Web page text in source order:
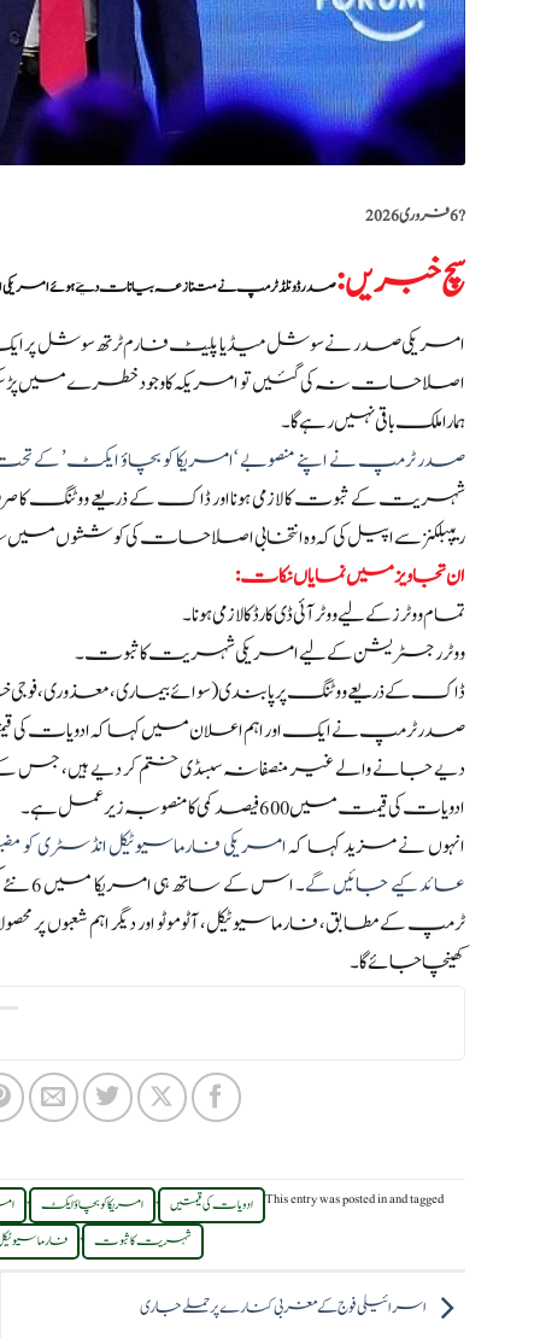
?️6 فروری 2026
سچ خبریں:صدر ڈونلڈ ٹرمپ نے متنازعہ بیانات دیتے ہوئے امریکی
امریکی صدر نے سوشل میڈیا پلیٹ فارم ٹرتھ سوشل پر
اصلاحات نہ کی گئیں تو امریکہ کا وجود خطرے میں پڑ سکتا
ہمارا ملک باقی نہیں رہے گا۔
صدر ٹرمپ نے اپنے منصوبے ‘امریکا کو بچاؤ ایکٹ’ کے
شہریت کے ثبوت کا لازمی ہونا اور ڈاک کے ذریعے ووٹنگ
ریپبلکنز سے اپیل کی کہ وہ انتخابی اصلاحات کی کوششوں
ان تجاویز میں نمایاں نکات:
تمام ووٹرز کے لیے ووٹر آئی ڈی کارڈ کا لازمی ہونا۔
ووٹر رجسٹریشن کے لیے امریکی شہریت کا ثبوت۔
ڈاک کے ذریعے ووٹنگ پر پابندی (سوائے بیماری، معذوری،
صدر ٹرمپ نے ایک اور اہم اعلان میں کہا کہ ادویات کی قیمتوں
ادویات کی قیمت میں 600 فیصد کمی کا منصوبہ زیر عمل ہے۔
انہوں نے مزید کہا کہامریکی فارماسیوٹیکل انڈسٹری کو
عائد کیے جائیں گے
۔ اس
کھینچا جائے گا۔
This entry was posted inand tagged ادویات کی قیمتیں , امریکا کو بچاؤ ایکٹ ,
شہریت کا ثبوت ,
اسرائیلی فوج کے مغربی کنارے پر حملے جاری